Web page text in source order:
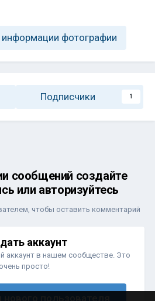
информации фотографии
Подписчики 1
сообщений создайте
или авторизуйтесь
чтобы оставить комментарий
аккаунт
аккаунт в нашем сообществе. Это
очень просто!